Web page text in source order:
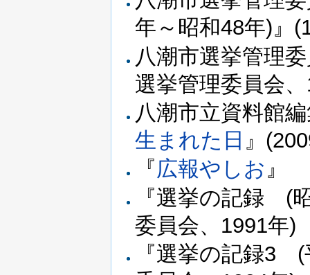
年～昭和48年)』
八潮市選挙管理
選挙管理委員会
八潮市立資料館
生まれた日 』
『広報やしお』
『選挙の記録 (
委員会、1991年)
『選挙の記録3 (